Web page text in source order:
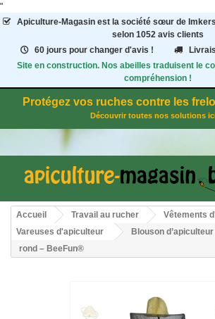
"
Apiculture-Magasinest la société sœur de
selon 1052 avis clients
60 jours pour changer d'avis !
Site en construction. Nos abeilles traduisent le
compréhension !
Protégez vos ruches contre les
Découvrir toutes nos solutions
Accueil Travail au rucher
Vêtements
Vareuses d'apiculteur
Blouson
rond – BeeFun®